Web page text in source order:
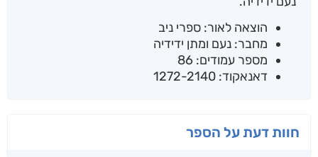
הוצאה לאור: ספרי ניב
מחבר: נעם ומתן ידידיה
מספר עמודים: 86
דאנאקוד: 1272-2140
חוות דעת על הספר